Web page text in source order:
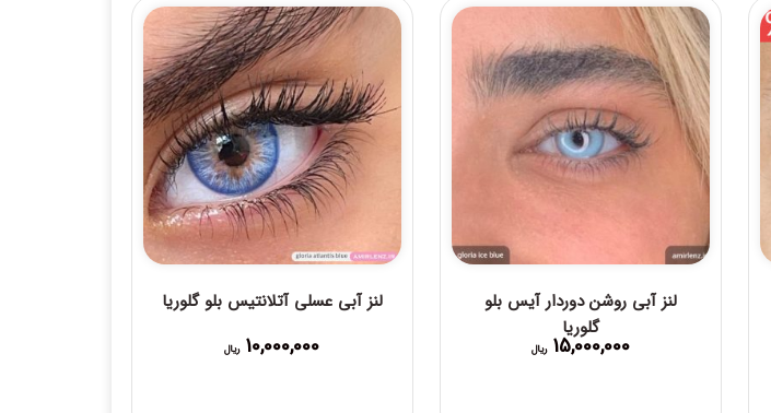
لنز آبی روشن دوردار آیس بلو
گلوریا
15,000,000 ریال
لنز آبی عسلی آتلانتیس بلو گلوریا
10,000,000 ریال